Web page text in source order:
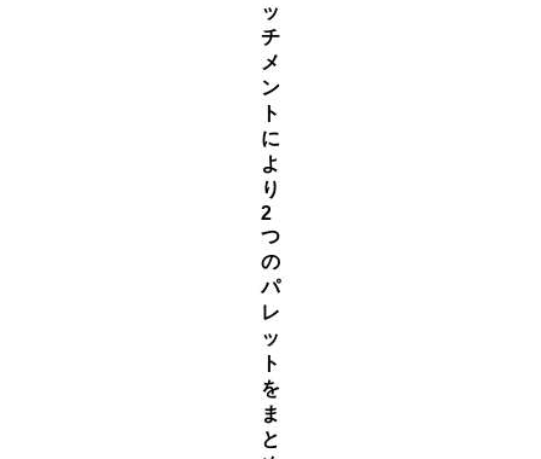
ッ
チ
メ
ン
ト
に
よ
り
2
つ
の
パ
レ
ッ
ト
を
ま
と